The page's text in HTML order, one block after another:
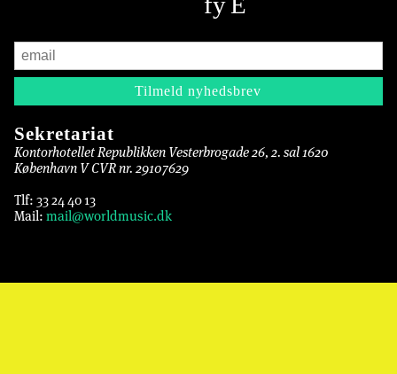
Sekretariat
Kontorhotellet Republikken Vesterbrogade 26, 2. sal 1620
København V CVR nr. 29107629
Tlf: 33 24 40 13
Mail: mail@worldmusic.dk